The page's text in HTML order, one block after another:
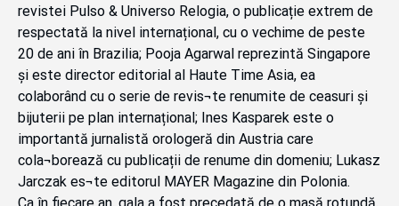
revistei Pulso & Universo Relogia, o publicație extrem de
respectată la nivel internațional, cu o vechime de peste
20 de ani în Brazilia; Pooja Agarwal reprezintă Singapore
și este director editorial al Haute Time Asia, ea
colaborând cu o serie de revis¬te renumite de ceasuri și
bijuterii pe plan internațional; Ines Kasparek este o
importantă jurnalistă orologeră din Austria care
cola¬borează cu publicații de renume din domeniu; Lukasz
Jarczak es¬te editorul MAYER Magazine din Polonia.